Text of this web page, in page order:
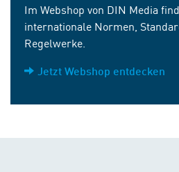
Im Webshop von DIN Media
internationale Normen,
Regelwerke.
Jetzt Webshop entdecken